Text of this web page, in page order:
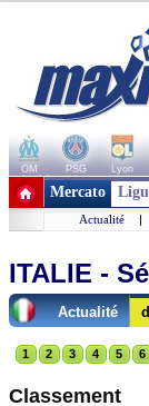
OM PSG Lyon
+ de clubs
Mercato
Actualité |
ITALIE -
Actualité
1 2 3 4 5 6
Classement